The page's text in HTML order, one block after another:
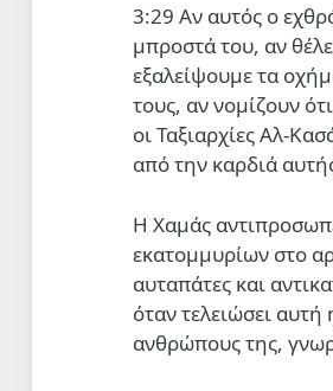
3:29 Αν αυτός ο
μπροστά του, αν
εξαλείψουμε τα
τους, αν νομίζουν
οι Ταξιαρχίες Αλ-
από την καρδιά
Η Χαμάς
εκατομμυρίων στο
αυταπάτες και
όταν τελειώσει
ανθρώπους της,